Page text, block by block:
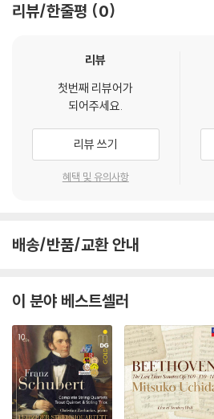
리뷰/한줄평 0
리뷰
첫번째 리뷰어가
되어주세요.
리뷰 쓰기
혜택 및 유의사항
배송/반품/교환 안내
이 분야 베스트셀러